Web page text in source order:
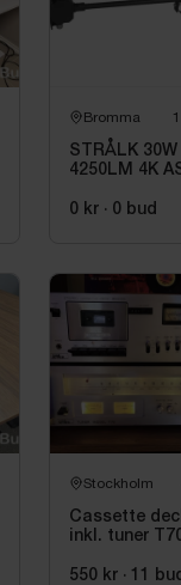
Bromma
STRÅLK 30W
4250LM 4K
INKL 0,5M
0 kr · 0 bud
Stockholm
Cassette
inkl. tuner
550 kr · 11 bud